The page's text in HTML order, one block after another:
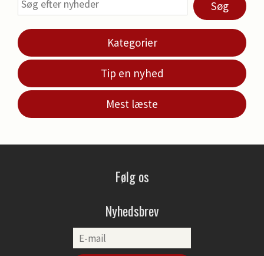
Søg
Kategorier
Tip en nyhed
Mest læste
Følg os
Nyhedsbrev